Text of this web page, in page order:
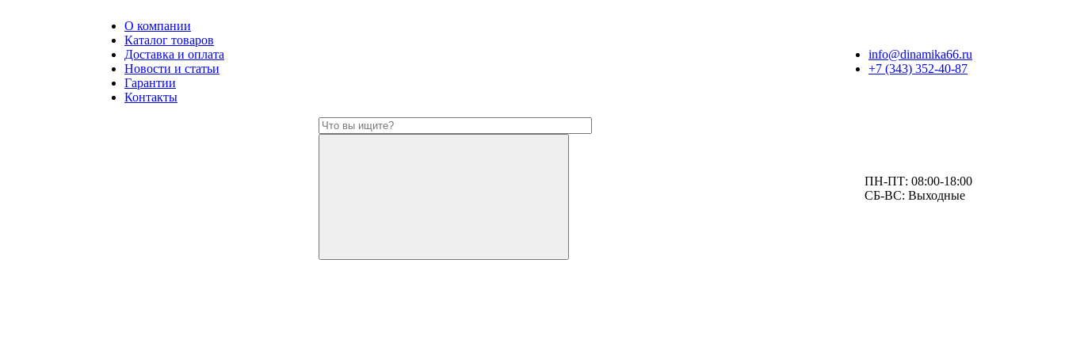
О компании
Каталог товаров
Доставка и оплата
Новости и статьи
Гарантии
Контакты
info@dinamika66.ru
+7 (343) 352-40-87
ПН-ПТ: 08:00-18:00
СБ-ВС: Выходные